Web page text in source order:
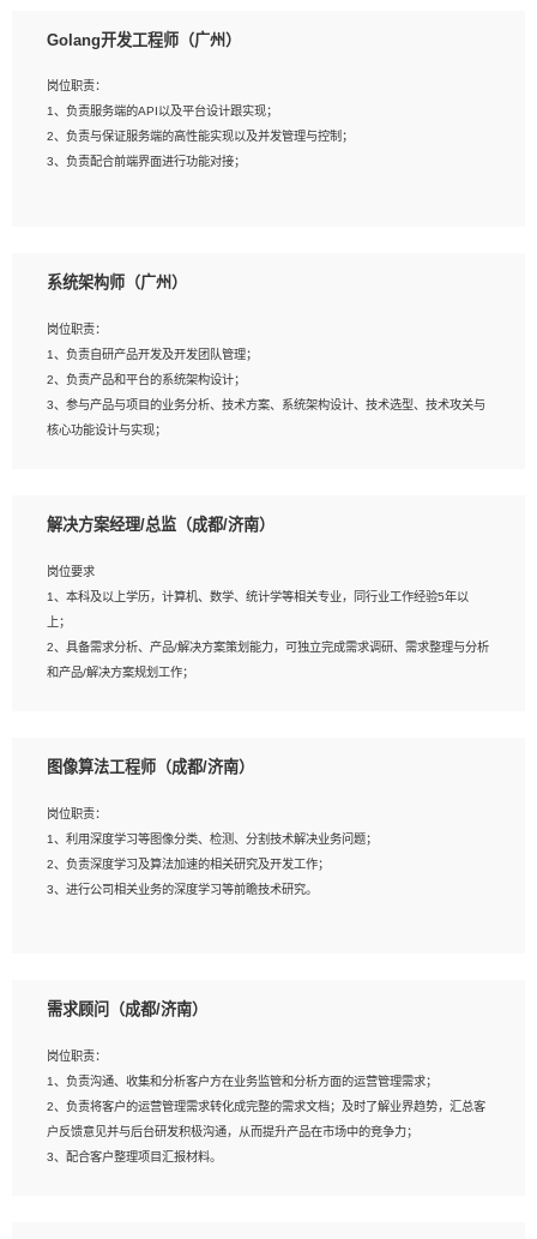
2、熟悉PostgreSQL、redis、MongoDB、ElasticSearch等开源数据库运维管理，
4、熟悉Hadoop、HBASE、Spark等大数据平台优先。
5、熟悉linux或任意一种unix操作系统，如有较强操作系统侧工作经验者优先。
6、具备丰富的项目实施经验，较强的自我学习能力。
Golang开发工程师（广州）
岗位职责：
1、负责服务端的API以及平台设计跟实现；
2、负责与保证服务端的高性能实现以及并发管理与控制；
3、负责配合前端界面进行功能对接；
2、1年以上Golang开发工作经验，能独立完成相应项目开发；
与实现，熟悉常用开源框架及设计模式；
4、熟悉Golang、连接池、消息队列等组件使用、熟悉后端开发、测试、调试流程
跟工具使用；
5、对技术有激情，喜欢钻研，能快速接受和掌握新技术，学习能力和工作责任心
强，良好的沟通表达能力和团队协作能力。
系统架构师（广州）
岗位职责：
1、负责自研产品开发及开发团队管理；
2、负责产品和平台的系统架构设计；
3、参与产品与项目的业务分析、技术方案、系统架构设计、技术选型、技术攻关与
核心功能设计与实现；
岗位要求：
1、全日制统招本科及以上学历，计算机相关专业毕业，5年以上开发工作经验；
2、具有扎实的java编程功底和良好的编码习惯，有分布式、多线程及高并发系统开
发经验和性能调优经验尤佳；熟悉JVM调优；掌握基础中间件、基础架构方案和云
平台、云产品功能特性，熟练使用相关平台的功能和了解其背后实现机制；
研发管理流程建设经验；
种常用框架和技术Springboot、Shiro、springcloud等；熟悉Linux常用命令和了解
常用脚本语言，较丰富的线上系统运维经验，复杂问题排查思路清晰。
解决方案经理/总监（成都/济南）
岗位要求
1、本科及以上学历，计算机、数学、统计学等相关专业，同行业工作经验5年以
上；
2、具备需求分析、产品/解决方案策划能力，可独立完成需求调研、需求整理与分析
和产品/解决方案规划工作；
相关的解决方案，包括视频分析、图像识别、NLP、OCR、机器学习等；
AI算法框架，对人脸识别、目标检测、图像识别、OCR、NLP等AI算法有深刻理
解。具有AI平台级产品/解决方案从业经验者优先。具有大数据技术背景者优先；
6、具备良好的客户意识与沟通能力，善于学习思考、创新与团队协作，认真负责、
执行力与抗压力强。
图像算法工程师（成都/济南）
岗位职责：
1、利用深度学习等图像分类、检测、分割技术解决业务问题；
2、负责深度学习及算法加速的相关研究及开发工作；
3、进行公司相关业务的深度学习等前瞻技术研究。
2、2年以上图像处理开发经验，熟悉python和spark开发；
建深度学习系统环境；
4、熟悉OPENCV、HALCON等常用图像处理软件，熟练进行图像处理；
5、熟悉主流的分类算法、聚类算法和关联分析算法原理，能熟练使用神经网络算法
的进行业务建模；
6、对OCR领域有深入的研究，熟悉模型调参，压缩和整型化方法；
需求顾问（成都/济南）
岗位职责：
1、负责沟通、收集和分析客户方在业务监管和分析方面的运营管理需求；
2、负责将客户的运营管理需求转化成完整的需求文档；及时了解业界趋势，汇总客
户反馈意见并与后台研发积极沟通，从而提升产品在市场中的竞争力；
3、配合客户整理项目汇报材料。